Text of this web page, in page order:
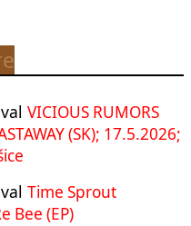
VICIOUS RUMORS
(SK); 17.5.2026;
Time Sprout
Bee (EP)